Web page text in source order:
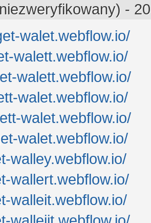
-
walet.webflow.io/
walett.webflow.io/
walett.webflow.io/
walet.webflow.io/
walet.webflow.io/
walet.webflow.io/
walley.webflow.io/
wallert.webflow.io/
walleit.webflow.io/